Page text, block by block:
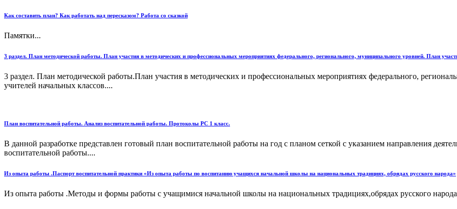
Как составить план? Как работать над пересказом? Работа со сказкой
Памятки...
3 раздел. План методической работы. План участия в методических и профессиональных мероприятиях федерального, регионального, муниципального уровней. План
3 раздел. План методической работы.План участия в методических и профессиональных мероприятиях федерального,
учителей начальных классов....
План воспитательной работы. Анализ воспитательной работы. Протоколы РС 1 класс.
В данной разработке представлен готовый план воспитательной работы на год с планом сеткой с указанием направления
воспитательной работы....
Из опыта работы .Паспорт воспитательной практики «Из опыта работы по воспитанию учащихся начальной школы на национальных традициях, обрядах русского народа»
Из опыта работы .Методы и формы работы с учащимися начальной школы на национальных традициях,обрядах русского